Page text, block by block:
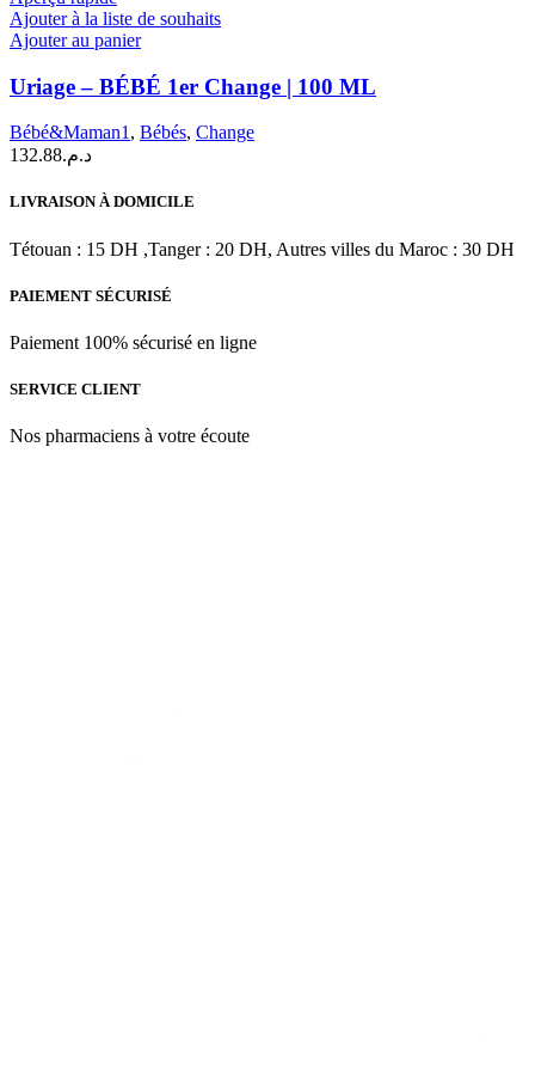
Ajouter à la liste de souhaits
Ajouter au panier
Uriage – BÉBÉ 1er Change | 100 ML
Bébé&Maman1 , Bébés, Change
د.م.132.88
LIVRAISON À DOMICILE
Tétouan : 15 DH ,Tanger : 20 DH, Autres villes du Maroc : 30 DH
PAIEMENT SÉCURISÉ
Paiement 100% sécurisé en ligne
SERVICE CLIENT
Nos pharmaciens à votre écoute